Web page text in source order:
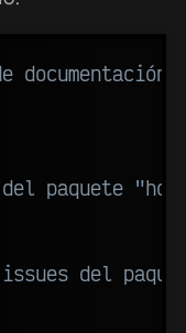
paquete
del